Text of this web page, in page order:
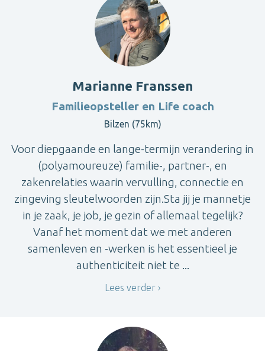
Marianne Franssen
Familieopsteller en Life coach
Bilzen (75km)
Voor diepgaande en lange-termijn verandering in
(polyamoureuze) familie-, partner-, en
zakenrelaties waarin vervulling, connectie en
zingeving sleutelwoorden zijn.Sta jij je mannetje
in je zaak, je job, je gezin of allemaal tegelijk?
Vanaf het moment dat we met anderen
samenleven en -werken is het essentieel je
authenticiteit niet te ...
Lees verder